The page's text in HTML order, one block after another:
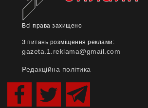
Всі права захищено
З питань розміщення реклами:
gazeta.1.reklama@gmail.com
Редакційна політика